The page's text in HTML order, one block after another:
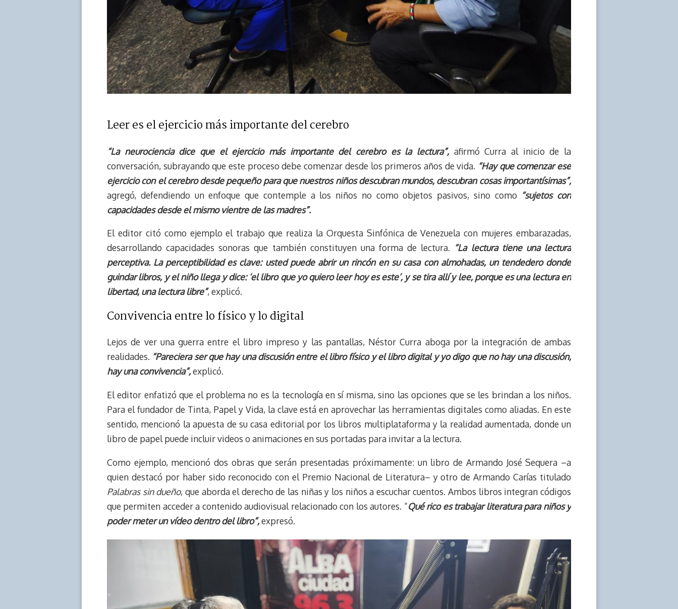
Leer es el ejercicio más importante del cerebro
“La neurociencia dice que el ejercicio más importante del cerebro es la lectura”,afirmó Curra al inicio de la
conversación, subrayando que este proceso debe comenzar desde los primeros años de vida. “Hay que comenzar ese
ejercicio con el cerebro desde pequeño para que nuestros niños descubran mundos, descubran cosas importantísimas”,
agregó, defendiendo un enfoque que contemple a los niños no como objetos pasivos, sino como “sujetos con
capacidades desde el mismo vientre de las madres”.
El editor citó como ejemplo el trabajo que realiza la Orquesta Sinfónica de Venezuela con mujeres embarazadas,
desarrollando capacidades sonoras que también constituyen una forma de lectura. “La lectura tiene una lectura
perceptiva. La perceptibilidad es clave: usted puede abrir un rincón en su casa con almohadas, un tendedero donde
guindar libros, y el niño llega y dice: ‘el libro que yo quiero leer hoy es este’, y se tira allí y lee, porque es una lectura en
libertad, una lectura libre”, explicó.
Convivencia entre lo físico y lo digital
Lejos de ver una guerra entre el libro impreso y las pantallas, Néstor Curra aboga por la integración de ambas
realidades. “Pareciera ser que hay una discusión entre el libro físico y el libro digital y yo digo que no hay una discusión,
hay una convivencia”,explicó.
El editor enfatizó que el problema no es la tecnología en sí misma, sino las opciones que se les brindan a los niños.
Para el fundador de Tinta, Papel y Vida, la clave está en aprovechar las herramientas digitales como aliadas. En este
sentido, mencionó la apuesta de su casa editorial por los libros multiplataforma y la realidad aumentada, donde un
libro de papel puede incluir videos o animaciones en sus portadas para invitar a la lectura.
Como ejemplo, mencionó dos obras que serán presentadas próximamente: un libro de Armando José Sequera –a
quien destacó por haber sido reconocido con el Premio Nacional de Literatura– y otro de Armando Carías titulado
Palabras sin dueño, que aborda el derecho de las niñas y los niños a escuchar cuentos. Ambos libros integran códigos
que permiten acceder a contenido audiovisual relacionado con los autores. “Qué rico es trabajar literatura para niños y
poder meter un vídeo dentro del libro”,expresó.